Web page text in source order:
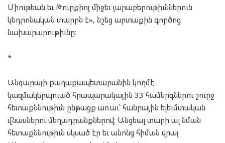
Միութեան եւ Թուրքիոյ միջեւ յարաբերութիւններուն
կեդրոնական տարրն է», նշեց արտաքին գործոց
նախարարութիւնը։
*
Անգարայի քաղաքապետարանին կողմէ
կազմակերպուած հրապարակային 33 համերգներու շուրջ
հետաքննութիւն ընթացք առաւ՝ հանրային ելեւմտական
վնասներու մեղադրանքներով։ Անցեալ տարի ալ նման
հետաքննութիւն սկսած էր եւ անոնց հիման վրայ